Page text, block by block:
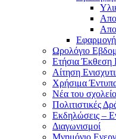
Ωρολόγιο
Ετήσια Έκθεση
Αίτηση
Χρήσιμα
Νέα του
Πολιτιστικές
Εκδηλώσεις –
Διαγωνισμοί
Μνημόνιο